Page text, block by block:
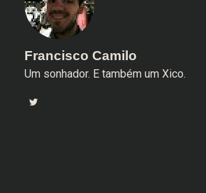
Francisco Camilo
Um sonhador. E também um Xico.